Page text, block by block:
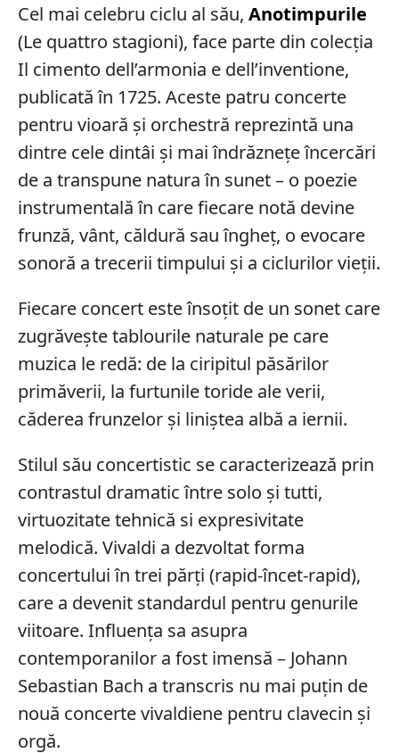
Cel mai celebru ciclu al său, Anotimpurile
(Le quattro stagioni), face parte din colecția
Il cimento dell’armonia e dell’inventione,
publicată în 1725. Aceste patru concerte
pentru vioară și orchestră reprezintă una
dintre cele dintâi și mai îndrăznețe încercări
de a transpune natura în sunet – o poezie
instrumentală în care fiecare notă devine
frunză, vânt, căldură sau îngheț, o evocare
sonoră a trecerii timpului și a ciclurilor vieții.
Fiecare concert este însoțit de un sonet care
zugrăvește tablourile naturale pe care
muzica le redă: de la ciripitul păsărilor
primăverii, la furtunile toride ale verii,
căderea frunzelor și liniștea albă a iernii.
Stilul său concertistic se caracterizează prin
contrastul dramatic între solo și tutti,
virtuozitate tehnică si expresivitate
melodică. Vivaldi a dezvoltat forma
concertului în trei părți (rapid-încet-rapid),
care a devenit standardul pentru genurile
viitoare. Influența sa asupra
contemporanilor a fost imensă – Johann
Sebastian Bach a transcris nu mai puțin de
nouă concerte vivaldiene pentru clavecin și
orgă.